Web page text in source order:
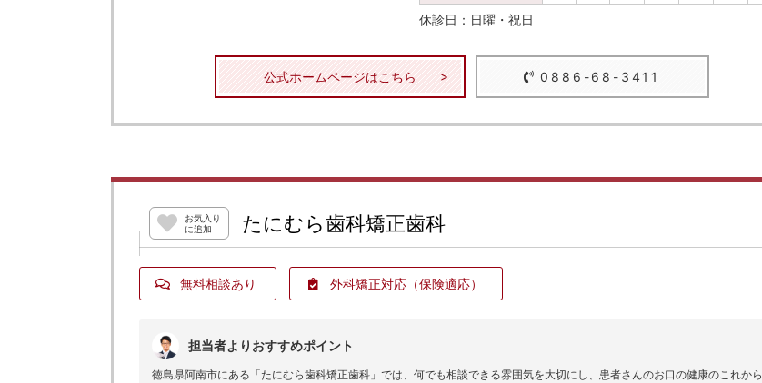
休診日：日曜・祝日
公式ホームページはこちら 0886-68-3411
お気入り
に追加
たにむら歯科矯正歯科
無料相談あり 外科矯正対応（保険適応）
担当者よりおすすめポイント
徳島県阿南市にある「たにむら歯科矯正歯科」では、何でも相談できる雰囲気を大切にし、患者さんのお口の健康のこれから